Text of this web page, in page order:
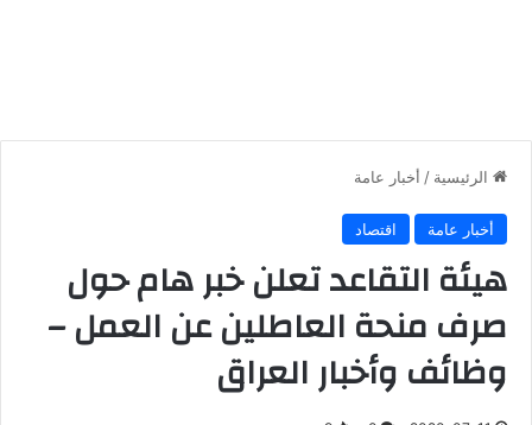
الرئيسية / أخبار عامة
أخبار عامة اقتصاد
هيئة التقاعد تعلن خبر هام حول
صرف منحة العاطلين عن العمل –
وظائف وأخبار العراق